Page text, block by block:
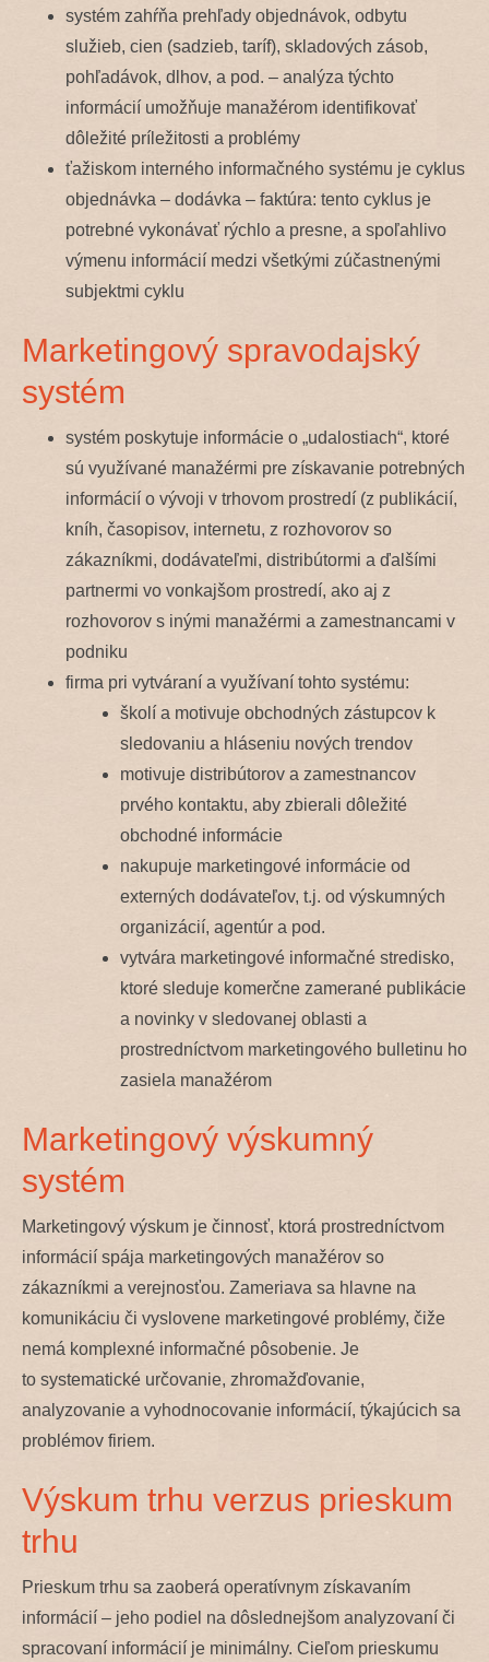
systém zahŕňa prehľady objednávok, odbytu
služieb, cien (sadzieb, taríf), skladových zásob,
pohľadávok, dlhov, a pod. – analýza týchto
informácií umožňuje manažérom identifikovať
dôležité príležitosti a problémy
ťažiskom interného informačného systému je cyklus
objednávka – dodávka – faktúra: tento cyklus je
potrebné vykonávať rýchlo a presne, a spoľahlivo
výmenu informácií medzi všetkými zúčastnenými
subjektmi cyklu
Marketingový spravodajský
systém
systém poskytuje informácie o „udalostiach“, ktoré
sú využívané manažérmi pre získavanie potrebných
informácií o vývoji v trhovom prostredí (z publikácií,
kníh, časopisov, internetu, z rozhovorov so
zákazníkmi, dodávateľmi, distribútormi a ďalšími
partnermi vo vonkajšom prostredí, ako aj z
rozhovorov s inými manažérmi a zamestnancami v
podniku
firma pri vytváraní a využívaní tohto systému:
školí a motivuje obchodných zástupcov k
sledovaniu a hláseniu nových trendov
motivuje distribútorov a zamestnancov
prvého kontaktu, aby zbierali dôležité
obchodné informácie
nakupuje marketingové informácie od
externých dodávateľov, t.j. od výskumných
organizácií, agentúr a pod.
vytvára marketingové informačné stredisko,
ktoré sleduje komerčne zamerané publikácie
a novinky v sledovanej oblasti a
prostredníctvom marketingového bulletinu ho
zasiela manažérom
Marketingový výskumný
systém
Marketingový výskum je činnosť, ktorá prostredníctvom
informácií spája marketingových manažérov so
zákazníkmi a verejnosťou. Zameriava sa hlavne na
komunikáciu či vyslovene marketingové problémy, čiže
nemá komplexné informačné pôsobenie. Je
to systematické určovanie, zhromažďovanie,
analyzovanie a vyhodnocovanie informácií, týkajúcich sa
problémov firiem.
Výskum trhu verzus prieskum
trhu
Prieskum trhu sa zaoberá operatívnym získavaním
informácií – jeho podiel na dôslednejšom analyzovaní či
spracovaní informácií je minimálny. Cieľom prieskumu